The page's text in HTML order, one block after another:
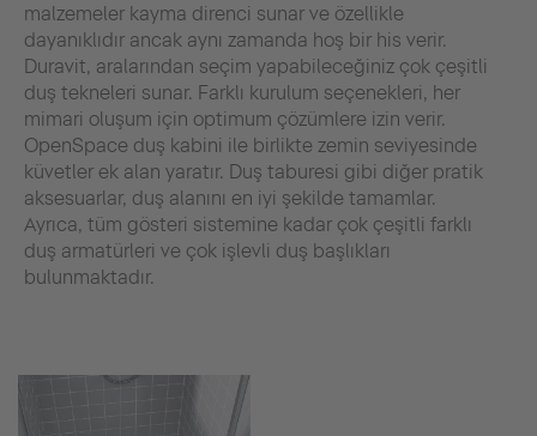
malzemeler kayma direnci sunar ve özellikle
dayanıklıdır ancak aynı zamanda hoş bir his verir.
Duravit, aralarından seçim yapabileceğiniz çok çeşitli
duş tekneleri sunar. Farklı kurulum seçenekleri, her
mimari oluşum için optimum çözümlere izin verir.
OpenSpace duş kabini ile birlikte zemin seviyesinde
küvetler ek alan yaratır. Duş taburesi gibi diğer pratik
aksesuarlar, duş alanını en iyi şekilde tamamlar.
Ayrıca, tüm gösteri sistemine kadar çok çeşitli farklı
duş armatürleri ve çok işlevli duş başlıkları
bulunmaktadır.